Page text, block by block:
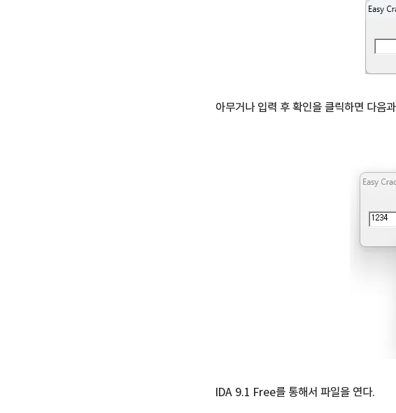
아무거나 입력 후 확인을 클릭하면 다
IDA 9.1 Free를 통해서 파일을 연다.